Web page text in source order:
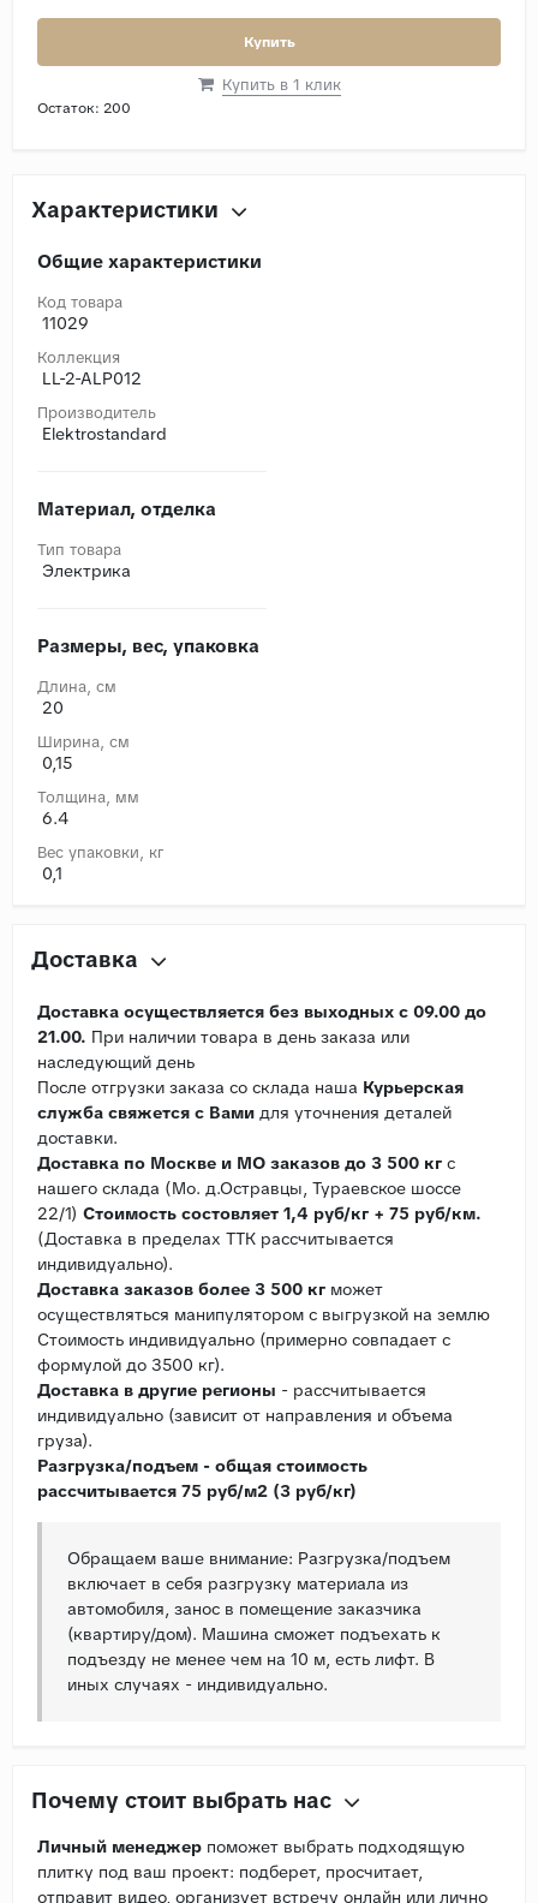
Купить
Купить в 1 клик
Остаток: 200
Характеристики
Общие характеристики
Код товара
11029
Коллекция
LL-2-ALP012
Производитель
Elektrostandard
Материал, отделка
Тип товара
Электрика
Размеры, вес, упаковка
Длина, cм
20
Ширина, cм
0,15
Толщина, мм
6.4
Вес упаковки, кг
0,1
Доставка
Доставка осуществляется без выходных с 09.00 до
21.00. При наличии товара в день заказа или
наследующий день
После отгрузки заказа со склада наша Курьерская
служба свяжется с Вами для уточнения деталей
доставки.
Доставка по Москве и МО заказов до 3 500 кг с
нашего склада (Мо. д.Остравцы, Тураевское шоссе
22/1) Стоимость состовляет 1,4 руб/кг + 75 руб/км.
(Доставка в пределах ТТК рассчитывается
индивидуально).
Доставка заказов более 3 500 кг может
осуществляться манипулятором с выгрузкой на землю
Стоимость индивидуально (примерно совпадает с
формулой до 3500 кг).
Доставка в другие регионы - рассчитывается
индивидуально (зависит от направления и объема
груза).
Разгрузка/подъем - общая стоимость
рассчитывается 75 руб/м2 (3 руб/кг)
Обращаем ваше внимание: Разгрузка/подъем
включает в себя разгрузку материала из
автомобиля, занос в помещение заказчика
(квартиру/дом). Машина сможет подъехать к
подъезду не менее чем на 10 м, есть лифт. В
иных случаях - индивидуально.
Почему стоит выбрать нас
Личный менеджер поможет выбрать подходящую
плитку под ваш проект: подберет, просчитает,
отправит видео, организует встречу онлайн или лично